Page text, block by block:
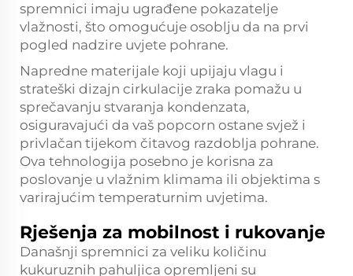
spremnici imaju ugrađene pokazatelje
vlažnosti, što omogućuje osoblju da na prvi
pogled nadzire uvjete pohrane.
Napredne materijale koji upijaju vlagu i
strateški dizajn cirkulacije zraka pomažu u
sprečavanju stvaranja kondenzata,
osiguravajući da vaš popcorn ostane svjež i
privlačan tijekom čitavog razdoblja pohrane.
Ova tehnologija posebno je korisna za
poslovanje u vlažnim klimama ili objektima s
varirajućim temperaturnim uvjetima.
Rješenja za mobilnost i rukovanje
Današnji spremnici za veliku količinu
kukuruznih pahuljica opremljeni su